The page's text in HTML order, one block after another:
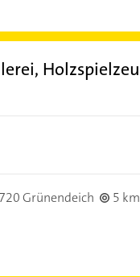
Grünendeich
5 km